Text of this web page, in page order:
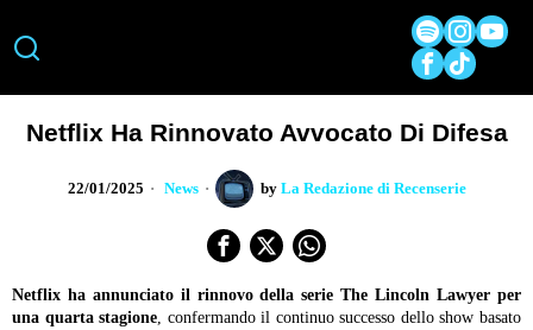
Netflix Ha Rinnovato Avvocato Di Difesa
22/01/2025 News by La Redazione di Recenserie
Netflix ha annunciato il rinnovo della serie The Lincoln Lawyer per
una quarta stagione, confermando il continuo successo dello show basato